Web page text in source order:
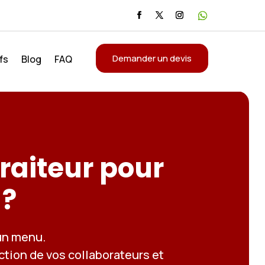
Blog FAQ Demander un devis
pour
menu.
de vos collaborateurs et